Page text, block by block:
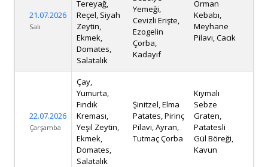
21.07.2026
Salı
Tereyağ,
Reçel, Siyah
Zeytin,
Ekmek,
Domates,
Salatalık
Yemeği,
Cevizli Erişte,
Ezogelin
Çorba,
Kadayıf
Orman
Kebabı,
Meyhane
Pilavı, Cacık
22.07.2026
Çarşamba
Çay,
Yumurta,
Fındık
Kreması,
Yeşil Zeytin,
Ekmek,
Domates,
Salatalık
Şinitzel, Elma
Patates, Pirinç
Pilavı, Ayran,
Tutmaç Çorba
Kıymalı
Sebze
Graten,
Patatesli
Gül Böreği,
Kavun